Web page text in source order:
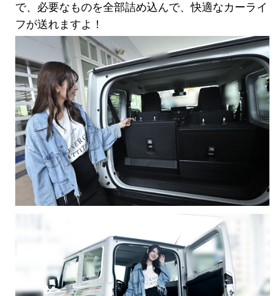
で、必要なものを全部詰め込んで、快適なカーライ
フが送れますよ！